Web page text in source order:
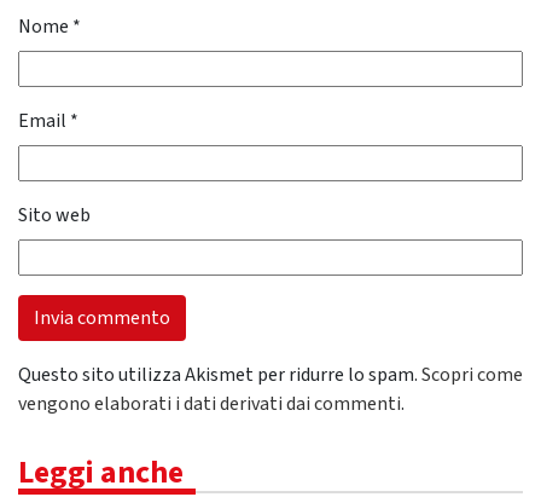
Nome *
Email *
Sito web
Questo sito utilizza Akismet per ridurre lo spam.Scopri come
vengono elaborati i dati derivati dai commenti.
Leggi anche